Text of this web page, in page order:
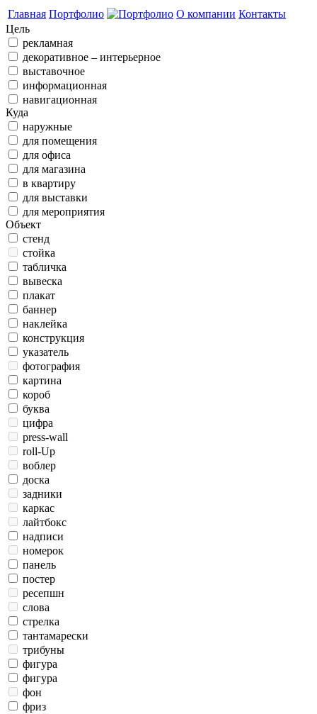
Главная Портфолио О компании Контакты
Цель
рекламная
декоративное – интерьерное
выставочное
информационная
навигационная
Куда
наружные
для помещения
для офиса
для магазина
в квартиру
для выставки
для мероприятия
Объект
стенд
стойка
табличка
вывеска
плакат
баннер
наклейка
конструкция
указатель
фотография
картина
короб
буква
цифра
press-wall
roll-Up
воблер
доска
задники
каркас
лайтбокс
надписи
номерок
панель
постер
ресепшн
слова
стрелка
тантамарески
трибуны
фигура
фигура
фон
фриз